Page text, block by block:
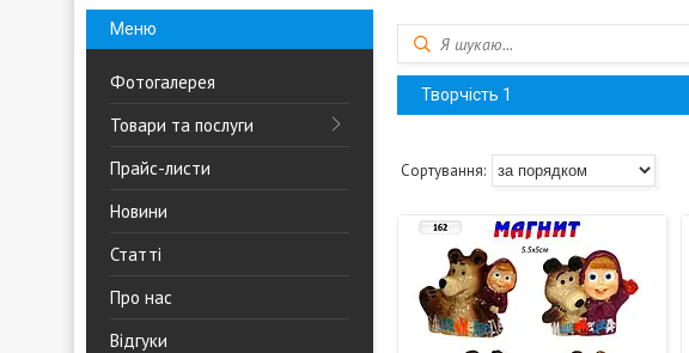
Фотогалерея
Товари та послуги
Прайс-листи
Новини
Статті
Про нас
Відгуки
Творчість 1